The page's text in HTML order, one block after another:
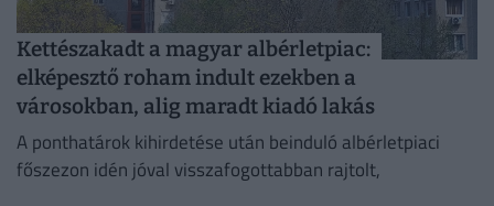
Kettészakadt a magyar albérletpiac:
elképesztő roham indult ezekben a
városokban, alig maradt kiadó lakás
A ponthatárok kihirdetése után beinduló albérletpiaci
főszezon idén jóval visszafogottabban rajtolt,